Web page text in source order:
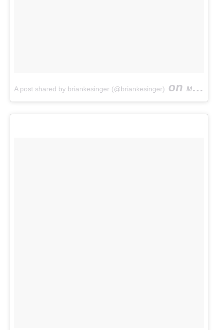
A post shared by briankesinger (@briankesinger) on Mar 5, 2017 at 7:13am PST